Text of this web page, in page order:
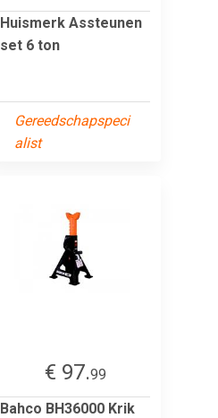
Huismerk Assteunen
set 6 ton
Gereedschapspeci
alist
€ 97.99
Bahco BH36000 Krik